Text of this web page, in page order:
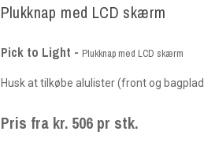
Plukknap med LCD skærm
Pick to Light - Plukknap med LCD skærm
Husk at tilkøbe alulister (front og
Pris fra kr. 506 pr stk.